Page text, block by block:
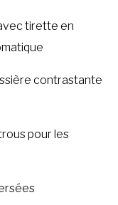
tirette en
contrastante
pour les